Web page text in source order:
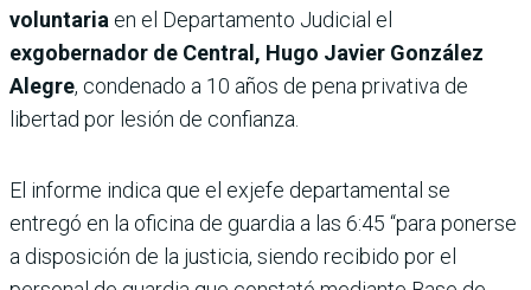
voluntaria en el Departamento Judicial el
exgobernador de Central, Hugo Javier González
Alegre, condenado a 10 años de pena privativa de
libertad por lesión de confianza.
El informe indica que el exjefe departamental se
entregó en la oficina de guardia a las 6:45 “para ponerse
a disposición de la justicia, siendo recibido por el